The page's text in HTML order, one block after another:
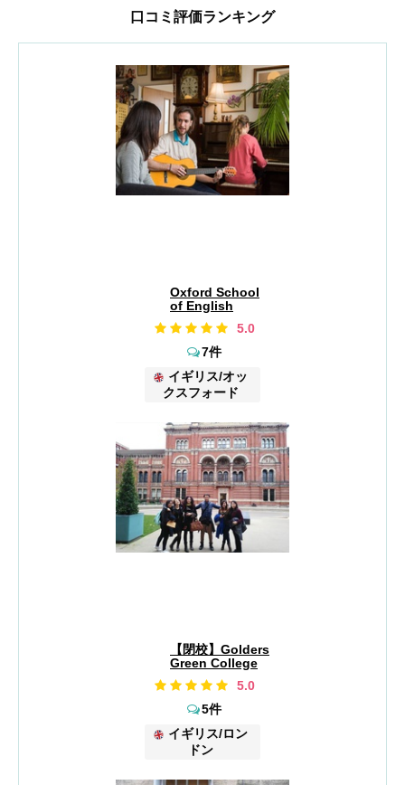
口コミ評価ランキング
Oxford School
of English
5.0
7件
イギリス/オッ
クスフォード
【閉校】Golders
Green College
5.0
5件
イギリス/ロン
ドン